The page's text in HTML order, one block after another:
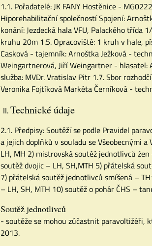
1.1. Pořadatelé: JK FANY Hostěnice -
Hiporehabilitační společností Spojení:
konání: Jezdecká hala VFU, Palackého
kruhu 20m 1.5. Opracoviště: 1 kruh v hale,
Casková - tajemník: Arnoštka Ježková -
Weingartnerová, Jiří Weingartner - hlasatel:
služba: MVDr. Vratislav Pitr 1.7. Sbor
Veronika Fojtíková Markéta Černíková -
Technické údaje
2.1. Předpisy: Soutěží se podle Pravidel
a jejich doplňků v souladu se Všeobecnými
LH, MH 2) mistrovská soutěž jednotlivců
soutěž dvojic – LH, SH,MTH 5) přátelská
7) přátelská soutěž jednotlivců smíšená –
– LH, SH, MTH 10) soutěž o pohár ČHS –
Soutěž jednotlivců
- soutěže se mohou zúčastnit paravoltižéři,
2013.